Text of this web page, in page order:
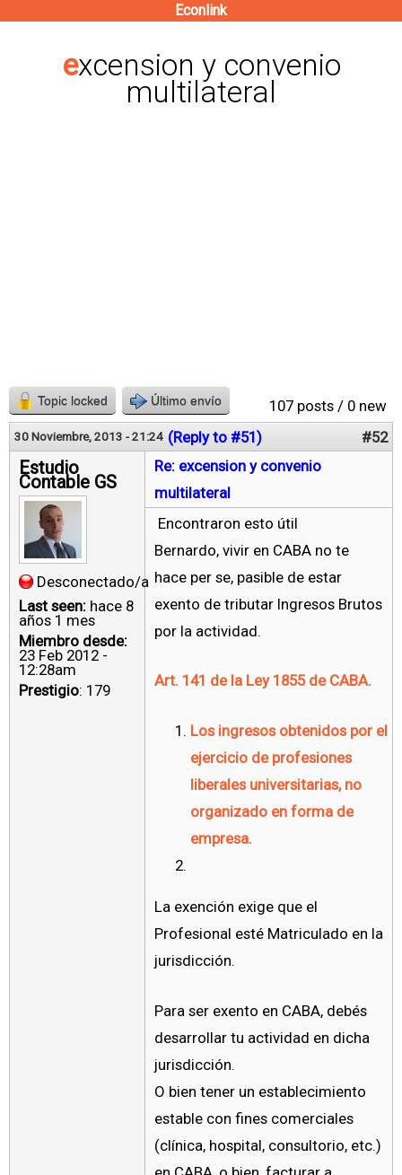
contenido
principal
Econlink
excension y convenio
multilateral
107 posts / 0 new
Topic locked Último envío
30 Noviembre, 2013 - 21:24 (Reply to #51) #52
Estudio
Contable GS
Desconectado/a
Last seen: hace 8
años 1 mes
Miembro desde:
23 Feb 2012 -
12:28am
Prestigio: 179
Re: excension y convenio
multilateral
Encontraron esto útil
Bernardo, vivir en CABA no te
hace per se, pasible de estar
exento de tributar Ingresos Brutos
por la actividad.
Art. 141 de la Ley 1855 de CABA.
Los ingresos obtenidos por el
ejercicio de profesiones
liberales universitarias, no
organizado en forma de
empresa.
La exención exige que el
Profesional esté Matriculado en la
jurisdicción.
Para ser exento en CABA, debés
desarrollar tu actividad en dicha
jurisdicción.
O bien tener un establecimiento
estable con fines comerciales
(clínica, hospital, consultorio, etc.)